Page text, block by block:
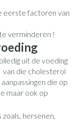
eerste factoren van
verminderen !
uit de voeding
die cholesterol
die op
maar ook op
hersenen,